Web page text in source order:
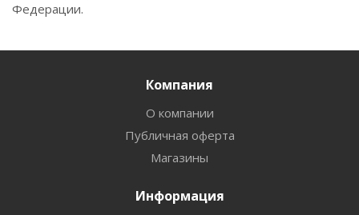
Федерации.
Компания
О компании
Публичная оферта
Магазины
Информация